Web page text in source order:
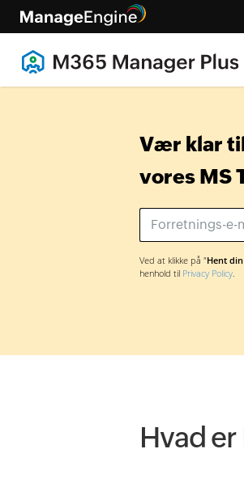
Vær klar
vores MS
Ved at klikke på "Hent
henhold til Privacy Policy
Hvad